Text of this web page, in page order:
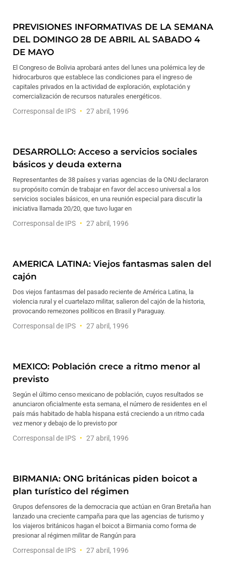
PREVISIONES INFORMATIVAS DE LA SEMANA
DEL DOMINGO 28 DE ABRIL AL SABADO 4
DE MAYO
El Congreso de Bolivia aprobará antes del lunes una polémica ley de
hidrocarburos que establece las condiciones para el ingreso de
capitales privados en la actividad de exploración, explotación y
comercialización de recursos naturales energéticos.
Corresponsal de IPS 27 abril, 1996
DESARROLLO: Acceso a servicios sociales
básicos y deuda externa
Representantes de 38 países y varias agencias de la ONU declararon
su propósito común de trabajar en favor del acceso universal a los
servicios sociales básicos, en una reunión especial para discutir la
iniciativa llamada 20/20, que tuvo lugar en
Corresponsal de IPS 27 abril, 1996
AMERICA LATINA: Viejos fantasmas salen del
cajón
Dos viejos fantasmas del pasado reciente de América Latina, la
violencia rural y el cuartelazo militar, salieron del cajón de la historia,
provocando remezones políticos en Brasil y Paraguay.
Corresponsal de IPS 27 abril, 1996
MEXICO: Población crece a ritmo menor al
previsto
Según el último censo mexicano de población, cuyos resultados se
anunciaron oficialmente esta semana, el número de residentes en el
país más habitado de habla hispana está creciendo a un ritmo cada
vez menor y debajo de lo previsto por
Corresponsal de IPS 27 abril, 1996
BIRMANIA: ONG británicas piden boicot a
plan turístico del régimen
Grupos defensores de la democracia que actúan en Gran Bretaña han
lanzado una creciente campaña para que las agencias de turismo y
los viajeros británicos hagan el boicot a Birmania como forma de
presionar al régimen militar de Rangún para
Corresponsal de IPS 27 abril, 1996